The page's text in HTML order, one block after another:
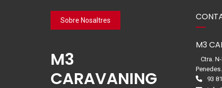
Sobre Nosaltres
M3
CARAVANING
M3
Ctra.
93